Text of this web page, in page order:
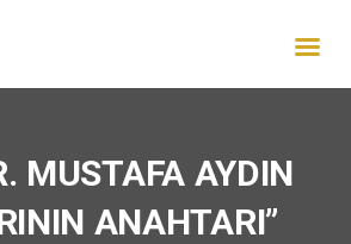
MUSTAFA AYDIN
ANAHTARI”